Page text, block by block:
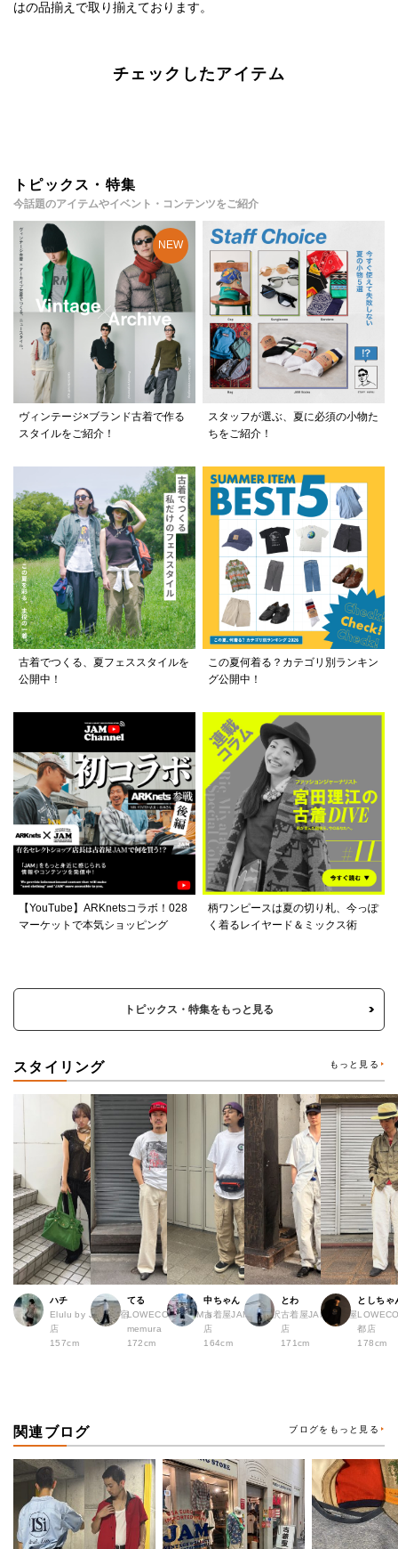
はの品揃えで取り揃えております。
チェックしたアイテム
トピックス・特集
今話題のアイテムやイベント・コンテンツをご紹介
ヴィンテージ×ブランド古着で作る
スタイルをご紹介！
スタッフが選ぶ、夏に必須の小物た
ちをご紹介！
古着でつくる、夏フェススタイルを
公開中！
この夏何着る？カテゴリ別ランキン
グ公開中！
【YouTube】ARKnetsコラボ！028
マーケットで本気ショッピング
柄ワンピースは夏の切り札、今っぽ
く着るレイヤード＆ミックス術
トピックス・特集をもっと見る
スタイリング もっと見る
ハチ
Elulu by JAM 原宿
店
157cm
てる
LOWECO by JAM a
memura
172cm
中ちゃん
古着屋JAM 下北沢
店
164cm
とわ
古着屋JAM 名古屋
店
171cm
としちゃ
都店
178cm
関連ブログ ブログをもっと見る